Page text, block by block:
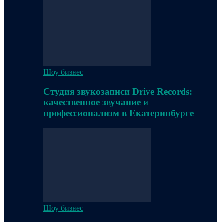
Шоу бизнес
Студия звукозаписи Drive Records:
качественное звучание и
профессионализм в Екатеринбурге
Шоу бизнес